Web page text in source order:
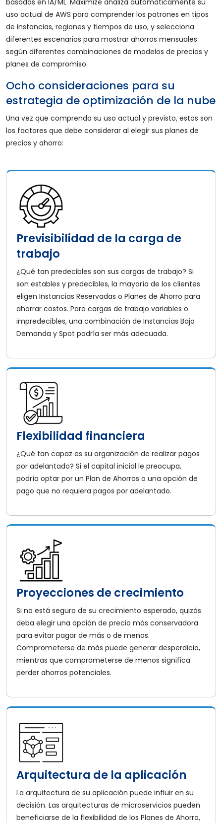
basadas en IA/ML. Maximize analiza automáticamente su
uso actual de AWS para comprender los patrones en tipos
de instancias, regiones y tiempos de uso, y selecciona
diferentes escenarios para mostrar ahorros mensuales
según diferentes combinaciones de modelos de precios y
planes de compromiso.
Ocho consideraciones para su
estrategia de optimización de la nube
Una vez que comprenda su uso actual y previsto, estos son
los factores que debe considerar al elegir sus planes de
precios y ahorro:
Previsibilidad de la carga de
trabajo
¿Qué tan predecibles son sus cargas de trabajo? Si
son estables y predecibles, la mayoría de los clientes
eligen Instancias Reservadas o Planes de Ahorro para
ahorrar costos. Para cargas de trabajo variables o
impredecibles, una combinación de Instancias Bajo
Demanda y Spot podría ser más adecuada.
Flexibilidad financiera
¿Qué tan capaz es su organización de realizar pagos
por adelantado? Si el capital inicial le preocupa,
podría optar por un Plan de Ahorros o una opción de
pago que no requiera pagos por adelantado.
Proyecciones de crecimiento
Si no está seguro de su crecimiento esperado, quizás
deba elegir una opción de precio más conservadora
para evitar pagar de más o de menos.
Comprometerse de más puede generar desperdicio,
mientras que comprometerse de menos significa
perder ahorros potenciales.
Arquitectura de la aplicación
La arquitectura de su aplicación puede influir en su
decisión. Las arquitecturas de microservicios pueden
beneficiarse de la flexibilidad de los Planes de Ahorro,